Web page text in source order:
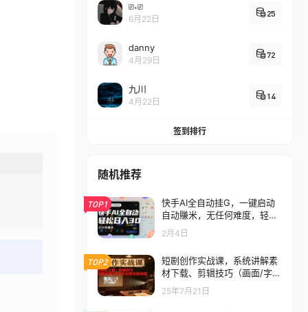
⎚˕⎚
6月22日
25
danny
4月29日
72
九川
4月22日
14
签到排行
随机推荐
TOP1
快手AI全自动挂G，一键启动
自动賺米，无任何难度，轻松
日入30—1张
2月4日
TOP2
短剧创作实战课，系统讲解素
材下载、剪辑技巧（画面/字幕
去重）和平台运营全部流程
25年7月21日